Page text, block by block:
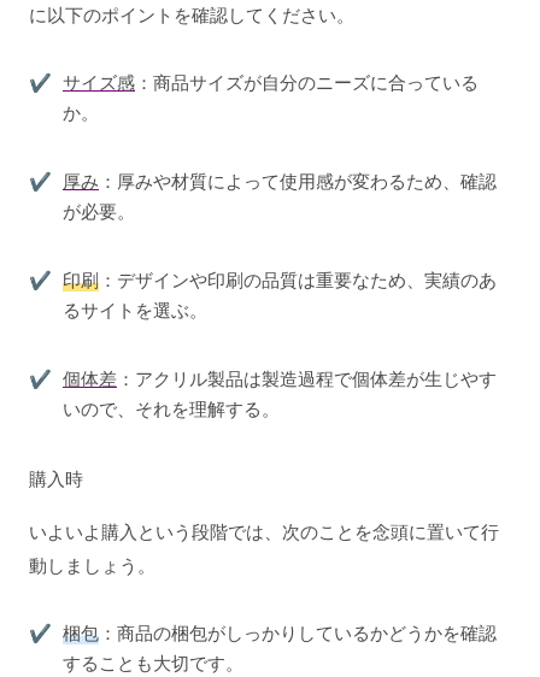
に以下のポイントを確認してください。
サイズ感 ：商品サイズが自分のニーズに合っている
か。
厚み ：厚みや材質によって使用感が変わるため、確認
が必要。
印刷 ：デザインや印刷の品質は重要なため、実績のあ
るサイトを選ぶ。
個体差 ：アクリル製品は製造過程で個体差が生じやす
いので、それを理解する。
購入時
いよいよ購入という段階では、次のことを念頭に置いて行
動しましょう。
梱包 ：商品の梱包がしっかりしているかどうかを確認
することも大切です。